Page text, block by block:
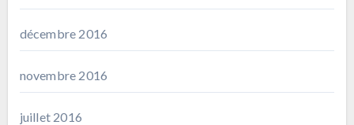
décembre 2016
novembre 2016
juillet 2016